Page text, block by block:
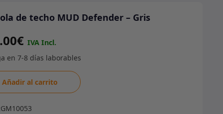
de techo MUD Defender – Gris
€
Añadir al carrito